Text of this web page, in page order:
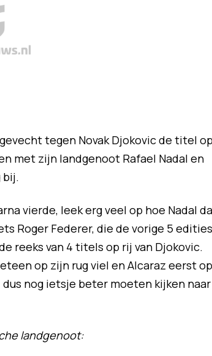
tegen Novak Djokovic de titel op
met zijn landgenoot Rafael Nadal en
bij.
vierde, leek erg veel op hoe Nadal
Roger Federer, die de vorige 5 edities
reeks van 4 titels op rij van Djokovic.
op zijn rug viel en Alcaraz eerst op
nog ietsje beter moeten kijken naar
landgenoot: